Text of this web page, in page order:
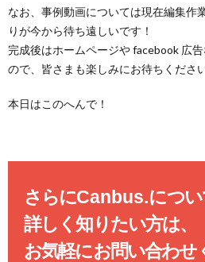
なお、事例動画については現在編集作
りが今から待ち遠しいです！
完成後はホームページや facebook 広
ので、皆さまも楽しみにお待ちくださ
本日はこのへんで！
さらにCanbus.につ
詳しく知りたい方は、
お気軽にお問い合わせ